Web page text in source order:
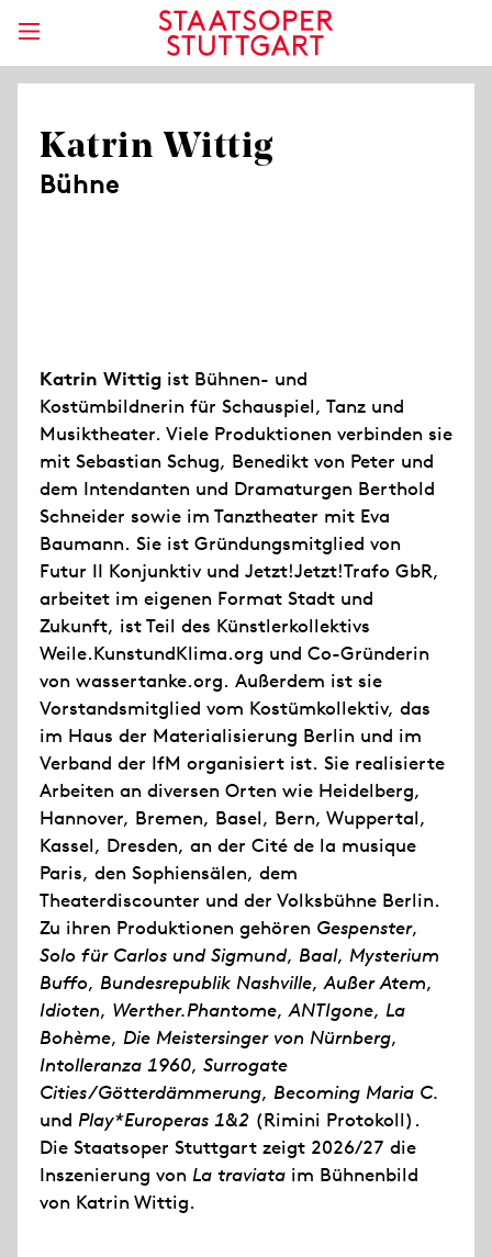
Katrin Wittig
Bühne
Katrin Wittig ist Bühnen- und
Kostümbildnerin für Schauspiel, Tanz und
Musiktheater. Viele Produktionen verbinden sie
mit Sebastian Schug, Benedikt von Peter und
dem Intendanten und Dramaturgen Berthold
Schneider sowie im Tanztheater mit Eva
Baumann. Sie ist Gründungsmitglied von
Futur II Konjunktiv und Jetzt!Jetzt!Trafo GbR,
arbeitet im eigenen Format Stadt und
Zukunft, ist Teil des Künstlerkollektivs
Weile.KunstundKlima.org und Co-Gründerin
von wassertanke.org. Außerdem ist sie
Vorstandsmitglied vom Kostümkollektiv, das
im Haus der Materialisierung Berlin und im
Verband der IfM organisiert ist. Sie realisierte
Arbeiten an diversen Orten wie Heidelberg,
Hannover, Bremen, Basel, Bern, Wuppertal,
Kassel, Dresden, an der Cité de la musique
Paris, den Sophiensälen, dem
Theaterdiscounter und der Volksbühne Berlin.
Zu ihren Produktionen gehören Gespenster,
Solo für Carlos und Sigmund, Baal, Mysterium
Buffo, Bundesrepublik Nashville,Außer Atem,
Idioten, Werther.Phantome,ANTIgone, La
Bohème, Die Meistersinger von Nürnberg,
Intolleranza 1960, Surrogate
Cities/Götterdämmerung, Becoming Maria C.
und Play*Europeras 1&2 (Rimini Protokoll).
Die Staatsoper Stuttgart zeigt 2026/27 die
Inszenierung von La traviata im Bühnenbild
von Katrin Wittig.